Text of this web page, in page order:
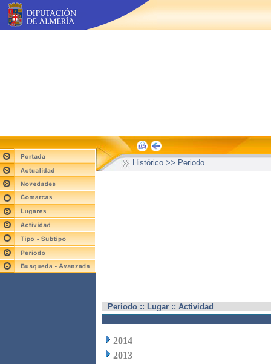
Histórico >> Periodo
Periodo :: Lugar :: Actividad
2014
2013